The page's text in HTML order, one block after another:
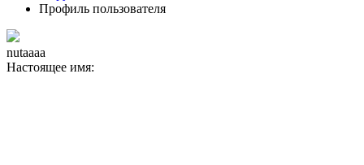
Профиль пользователя
nutaaaa
Настоящее имя: